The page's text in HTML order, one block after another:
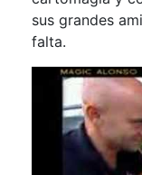
sus grandes
falta.